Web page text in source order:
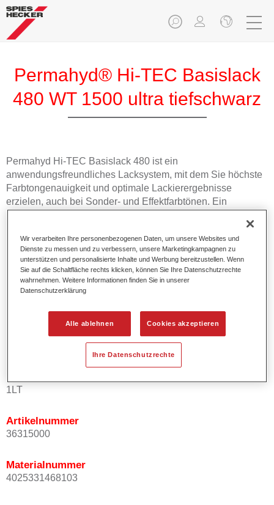
Permahyd® Hi-TEC Basislack
480 WT 1500 ultra tiefschwarz
Permahyd Hi-TEC Basislack 480 ist ein
anwendungsfreundliches Lacksystem, mit dem Sie höchste
Farbtongenauigkeit und optimale Lackierergebnisse
erzielen, auch bei Sonder- und Effektfarbtönen. Ein
Produktmerkmale
Ausgezeichnete Farbtongenauigkeit und gleichmäßige
Effektausrichtung.
Kurze Prozesszeiten.
Einfaches und sicheres Einlackieren.
Variable Anwendungsmöglichkeiten (Innenraum-,
Mehrschicht- und Mehrfarbenlackierungen).
1LT
Artikelnummer
36315000
Materialnummer
4025331468103
Wir verarbeiten Ihre personenbezogenen Daten, um unsere Websites und
Dienste zu messen und zu verbessern, unsere Marketingkampagnen zu
unterstützen und personalisierte Inhalte und Werbung bereitzustellen. Wenn
Sie auf die Schaltfläche rechts klicken, können Sie Ihre Datenschutzrechte
wahrnehmen. Weitere Informationen finden Sie in unserer
Datenschutzerklärung
Alle ablehnen Cookies akzeptieren
Ihre Datenschutzrechte